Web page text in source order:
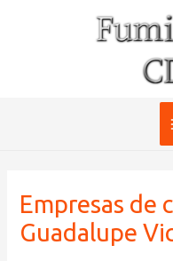
Empresas de
Guadalupe